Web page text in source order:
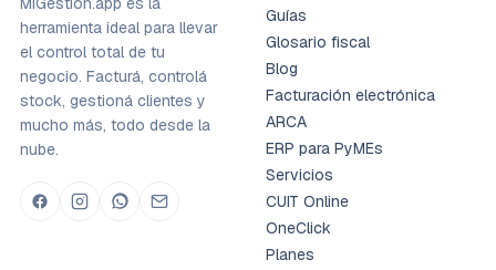
herramienta ideal para llevar
el control total de tu
negocio. Facturá, controlá
stock, gestioná clientes y
mucho más, todo desde la
nube.
Guías
Glosario fiscal
Blog
Facturación electrónica
ARCA
ERP para PyMEs
Servicios
CUIT Online
OneClick
Planes